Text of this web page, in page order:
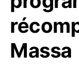
Massa